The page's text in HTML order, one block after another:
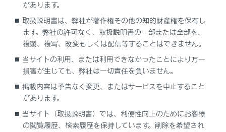
合わせて見られているページ
警告灯がついたときは
パンクしたときは
バッテリーがあがったときは
があります。
取扱説明書は、弊社が著作権その他の知的財産権を保有し
ます。弊社の許可なく、取扱説明書の一部または全部を、
複製、複写、改変もしくは配信等することはできません。
当サイトの利用、または利用できなかったことにより万一
損害が生じても、弊社は一切責任を負いません。
掲載内容は予告なく変更、またはサービスを中止すること
があります。
当サイト（取扱説明書）では、利便性向上のためにお客様
の閲覧履歴、検索履歴を保持しています。削除を希望され